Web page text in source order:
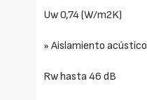
Uw 0,74 (W/m2K)
» Aislamiento acústico
Rw hasta 46 dB